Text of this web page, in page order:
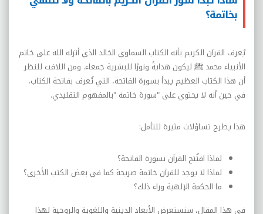
بخاتمة؟
يُعرف القرآن الكريم بأنه الكتاب السماوي الخالد الذي أنزله الله على خاتم
الأنبياء محمد ﷺ ليكون هدايةً ونورًا للبشرية جمعاء. ومن اللافت للنظر
أن هذا الكتاب العظيم يبدأ بسورة الفاتحة، التي تُعرف بفاتحة الكتاب،
في حين أنه لا يحتوي على "سورة خاتمة "بالمفهوم التقليدي.
هذا يطرح تساؤلات مثيرة للتأمل:
لماذا افتُتح القرآن بسورة الفاتحة؟
لماذا لا يوجد للقرآن خاتمة صريحة كما في بعض الكتب الأخرى؟
ما الحكمة الإلهية وراء ذلك؟
في هذا المقال، سنستعرض الأبعاد الدينية واللغوية والروحية لهذا